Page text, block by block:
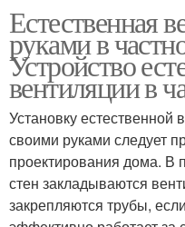
Естественная
руками в
Устройство
вентиляции в
Установку естественной
своими руками следует
проектирования дома. В
стен закладываются
закрепляются трубы,